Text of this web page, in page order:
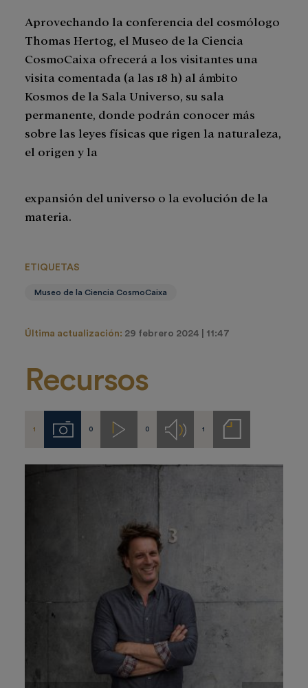
Aprovechando la conferencia del cosmólogo
Thomas Hertog, el Museo de la Ciencia
CosmoCaixa ofrecerá a los visitantes una
visita comentada (a las 18 h) al ámbito
Kosmos de la Sala Universo, su sala
permanente, donde podrán conocer más
sobre las leyes físicas que rigen la naturaleza,
el origen y la
expansión del universo o la evolución de la
materia.
ETIQUETAS
Museo de la Ciencia CosmoCaixa
Última actualización: 29 febrero 2024 | 11:47
Recursos
1 Imágenes
0 Videos
0 Audios1
Notas
de
prensa